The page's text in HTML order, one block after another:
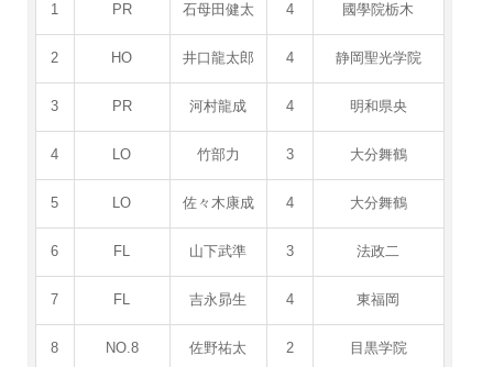
1 PR 石母田健太 4 國學院栃木
2 HO 井口龍太郎 4 静岡聖光学院
3 PR 河村龍成 4 明和県央
4 LO 竹部力 3 大分舞鶴
5 LO 佐々木康成 4 大分舞鶴
6 FL 山下武準 3 法政二
7 FL 吉永昴生 4 東福岡
8 NO.8 佐野祐太 2 目黒学院